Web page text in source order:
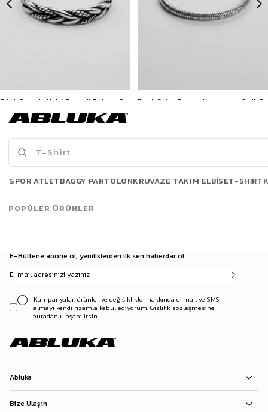
799,90 TL
İNDİRİM
İNDİRİM
Son Bakılanlar
E-Bültene abone ol, yeniliklerden ilk sen haberdar ol.
Kampanyalar, ürünler ve değişiklikler hakkında e-mail ve SMS
almayı kendi rızamla kabul ediyorum. Gizlilik sözleşmesine
buradan ulaşabilirsin
Abluka
Bize Ulaşın
SPOR ATLETBAGGY PANTOLONKRUVAZE TAKIM ELBISET-SHIRT
POPÜLER ÜRÜNLER